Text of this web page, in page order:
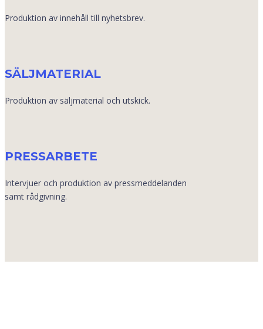
Produktion av innehåll till nyhetsbrev.
SÄLJMATERIAL
Produktion av säljmaterial och utskick.
PRESSARBETE
Intervjuer och produktion av pressmeddelanden
samt rådgivning.